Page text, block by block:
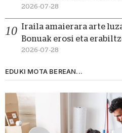
2026-07-28
Iraila amaierara arte
Bonuak erosi eta
2026-07-28
EDUKI MOTA BEREAN...